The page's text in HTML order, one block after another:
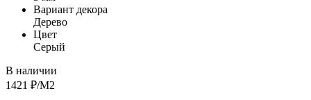
Вариант декора
Дерево
Цвет
Серый
В наличии
1421 ₽/М2